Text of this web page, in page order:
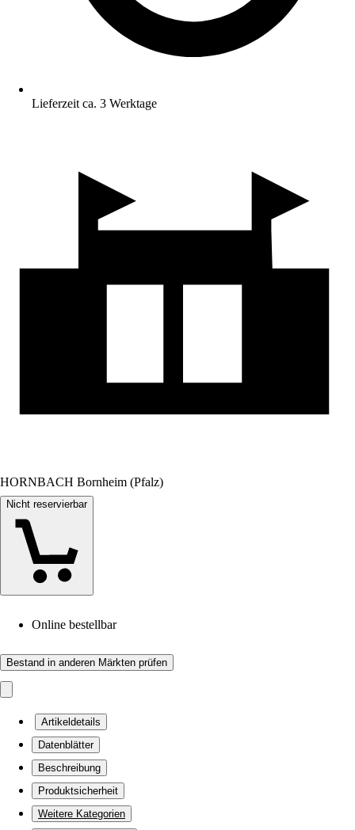
Lieferzeit ca. 3 Werktage
HORNBACH Bornheim (Pfalz)
Nicht reservierbar
Online bestellbar
Bestand in anderen Märkten prüfen
Artikeldetails
Datenblätter
Beschreibung
Produktsicherheit
Weitere Kategorien